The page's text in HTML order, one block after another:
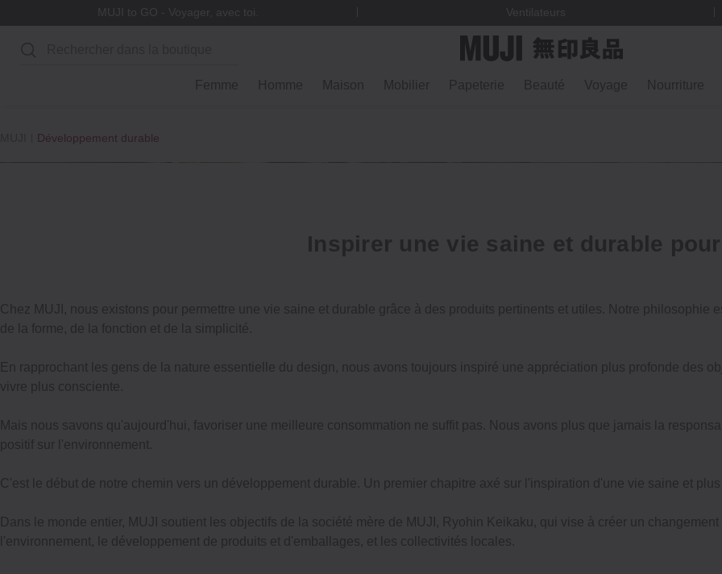
MUJI to GO - Voyager, avec toi. Ventilateurs
Femme Homme Maison Mobilier Papeterie Beauté Voyage Nourriture
Développement durable
Inspirer une vie saine et durable
Chez MUJI, nous existons pour permettre une vie saine et durable grâce à des produits pertinents et utiles. Notre philosophie
de la forme, de la fonction et de la simplicité.
En rapprochant les gens de la nature essentielle du design, nous avons toujours inspiré une appréciation plus profonde des
vivre plus consciente.
Mais nous savons qu'aujourd'hui, favoriser une meilleure consommation ne suffit pas. Nous avons plus que jamais la
positif sur l'environnement.
C'est le début de notre chemin vers un développement durable. Un premier chapitre axé sur l'inspiration d'une vie saine et plus
Dans le monde entier, MUJI soutient les objectifs de la société mère de MUJI, Ryohin Keikaku, qui vise à créer un changement
l'environnement, le développement de produits et d'emballages, et les collectivités locales.